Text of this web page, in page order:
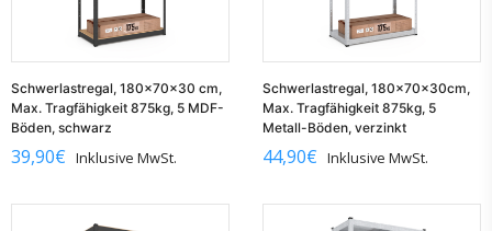
Schwerlastregal, 180x70x30 cm,
Max. Tragfähigkeit 875kg, 5 MDF-
Böden, schwarz
39,90€ Inklusive MwSt.
Schwerlastregal, 180x70x30cm,
Max. Tragfähigkeit 875kg, 5
Metall-Böden, verzinkt
44,90€ Inklusive MwSt.